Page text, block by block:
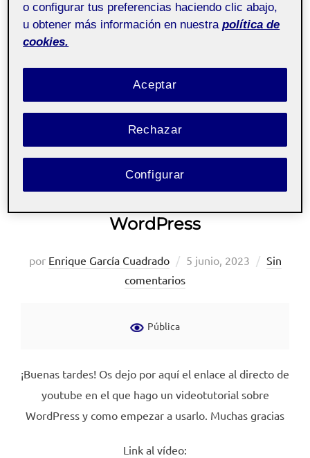
WordPress
por Enrique García Cuadrado
Publicado
el
5 junio, 2023
Sin
comentarios
Pública
¡Buenas tardes! Os dejo por aquí el enlace al directo de
youtube en el que hago un videotutorial sobre
WordPress y como empezar a usarlo. Muchas gracias
Link al vídeo:
o configurar tus preferencias haciendo clic abajo,
u obtener más información en nuestra política de
cookies.
Rechazar
Aceptar
Configurar